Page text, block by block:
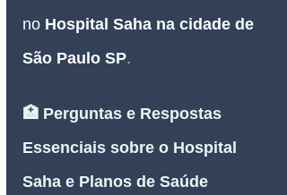
no Hospital Saha na cidade de
São Paulo SP.
🏥 Perguntas e Respostas
Essenciais sobre o Hospital
Saha e Planos de Saúde